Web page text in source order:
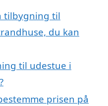
tilbygning til
du kan
til udestue i
prisen på